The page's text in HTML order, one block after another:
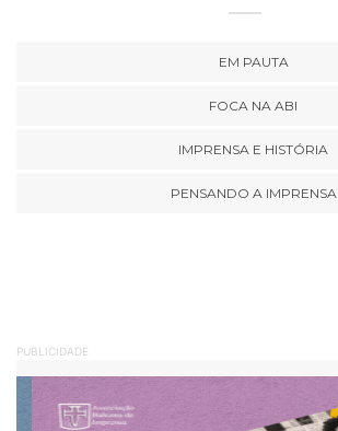
EM PAUTA
FOCA NA ABI
IMPRENSA E HISTÓRIA
PENSANDO A IMPRENSA
PUBLICIDADE